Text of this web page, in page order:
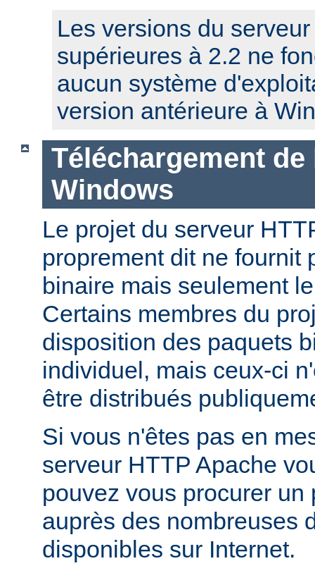
Les versions du
supérieures à 2.2 ne
aucun système
version antérieure à
Téléchargement
Windows
Le projet du serveur
proprement dit ne fournit
binaire mais seulement
Certains membres du
disposition des paquets
individuel, mais ceux-ci
être distribués
Si vous n'êtes pas en
serveur HTTP Apache
pouvez vous procurer un
auprès des nombreuses
disponibles sur Internet.